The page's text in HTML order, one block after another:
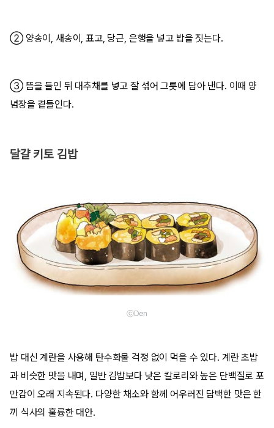
② 양송이, 새송이, 표고, 당근, 은행을 넣고 밥을 짓는다.
③ 뜸을 들인 뒤 대추채를 넣고 잘 섞어 그릇에 담아 낸다. 이때 양
념장을 곁들인다.
달걀 키토 김밥
ⓒDen
밥 대신 계란을 사용해 탄수화물 걱정 없이 먹을 수 있다. 계란 초밥
과 비슷한 맛을 내며, 일반 김밥보다 낮은 칼로리와 높은 단백질로 포
만감이 오래 지속된다. 다양한 채소와 함께 어우러진 담백한 맛은 한
끼 식사의 훌륭한 대안.